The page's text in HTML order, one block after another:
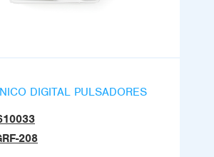
DIGITAL PULSADORES
208